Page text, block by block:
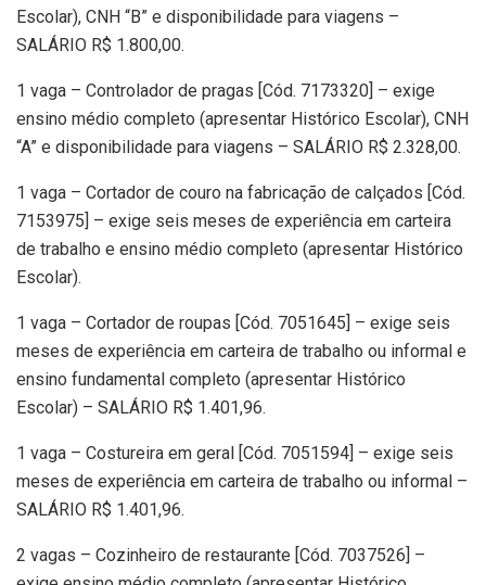
Escolar), CNH “B” e disponibilidade para viagens –
SALÁRIO R$ 1.800,00.
1 vaga – Controlador de pragas [Cód. 7173320] – exige
ensino médio completo (apresentar Histórico Escolar), CNH
“A” e disponibilidade para viagens – SALÁRIO R$ 2.328,00.
1 vaga – Cortador de couro na fabricação de calçados [Cód.
7153975] – exige seis meses de experiência em carteira
de trabalho e ensino médio completo (apresentar Histórico
Escolar).
1 vaga – Cortador de roupas [Cód. 7051645] – exige seis
meses de experiência em carteira de trabalho ou informal e
ensino fundamental completo (apresentar Histórico
Escolar) – SALÁRIO R$ 1.401,96.
1 vaga – Costureira em geral [Cód. 7051594] – exige seis
meses de experiência em carteira de trabalho ou informal –
SALÁRIO R$ 1.401,96.
2 vagas – Cozinheiro de restaurante [Cód. 7037526] –